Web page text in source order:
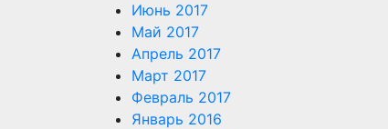
Июнь 2017
Май 2017
Апрель 2017
Март 2017
Февраль 2017
Январь 2016